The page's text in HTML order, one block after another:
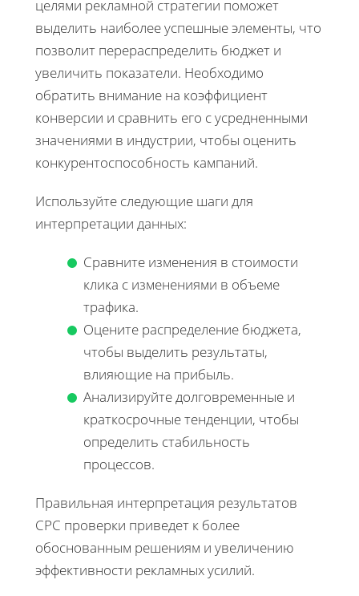
целями рекламной стратегии поможет
выделить наиболее успешные элементы, что
позволит перераспределить бюджет и
увеличить показатели. Необходимо
обратить внимание на коэффициент
конверсии и сравнить его с усредненными
значениями в индустрии, чтобы оценить
конкурентоспособность кампаний.
Используйте следующие шаги для
интерпретации данных:
Сравните изменения в стоимости
клика с изменениями в объеме
трафика.
Оцените распределение бюджета,
чтобы выделить результаты,
влияющие на прибыль.
Анализируйте долговременные и
краткосрочные тенденции, чтобы
определить стабильность
процессов.
Правильная интерпретация результатов
CPC проверки приведет к более
обоснованным решениям и увеличению
эффективности рекламных усилий.